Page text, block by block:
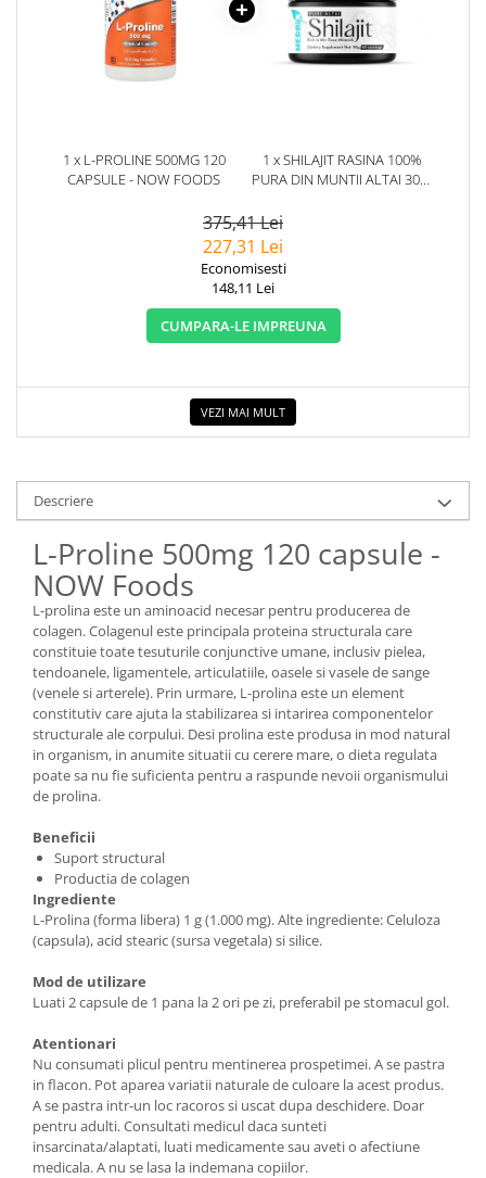
1 x L-PROLINE 500MG 120
CAPSULE - NOW FOODS
1 x SHILAJIT RASINA 100%
PURA DIN MUNTII ALTAI 30G.
375,41 Lei
227,31 Lei
Economisesti
148,11 Lei
CUMPARA-LE IMPREUNA
VEZI MAI MULT
Descriere
L-Proline 500mg 120 capsule -
NOW Foods
L-prolina este un aminoacid necesar pentru producerea de
colagen. Colagenul este principala proteina structurala care
constituie toate tesuturile conjunctive umane, inclusiv pielea,
tendoanele, ligamentele, articulatiile, oasele si vasele de sange
(venele si arterele). Prin urmare, L-prolina este un element
constitutiv care ajuta la stabilizarea si intarirea componentelor
structurale ale corpului. Desi prolina este produsa in mod natural
in organism, in anumite situatii cu cerere mare, o dieta regulata
poate sa nu fie suficienta pentru a raspunde nevoii organismului
de prolina.
Beneficii
Suport structural
Productia de colagen
Ingrediente
L-Prolina (forma libera) 1 g (1.000 mg). Alte ingrediente: Celuloza
(capsula), acid stearic (sursa vegetala) si silice.
Mod de utilizare
Luati 2 capsule de 1 pana la 2 ori pe zi, preferabil pe stomacul gol.
Atentionari
Nu consumati plicul pentru mentinerea prospetimei. A se pastra
in flacon. Pot aparea variatii naturale de culoare la acest produs.
A se pastra intr-un loc racoros si uscat dupa deschidere. Doar
pentru adulti. Consultati medicul daca sunteti
insarcinata/alaptati, luati medicamente sau aveti o afectiune
medicala. A nu se lasa la indemana copiilor.